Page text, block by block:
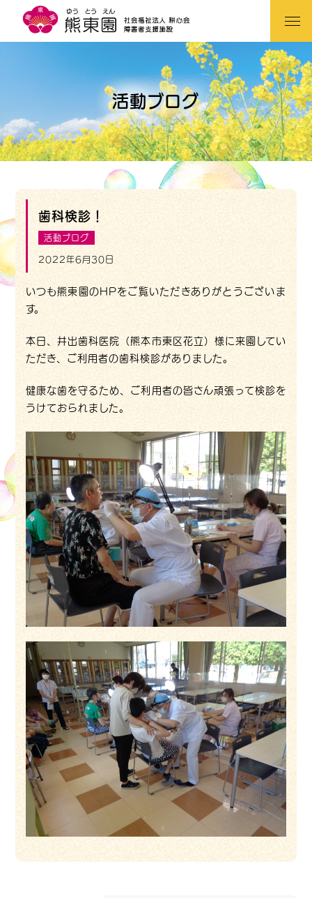
活動ブログ
歯科検診！
活動ブログ
2022年6月30日
いつも熊東園のHPをご覧いただきありがとうございま
す。
本日、井出歯科医院（熊本市東区花立）様に来園してい
ただき、ご利用者の歯科検診がありました。
健康な歯を守るため、ご利用者の皆さん頑張って検診を
うけておられました。